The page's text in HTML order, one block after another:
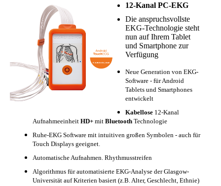
12-Kanal PC-EKG
Die anspruchsvollste
EKG-Technologie steht
nun auf Ihrem Tablet
und Smartphone zur
Verfügung
Neue Generation von EKG-
Software - für Android
Tablets und Smartphones
entwickelt
Kabellose 12-Kanal
Aufnahmeeinheit HD+ mit Bluetooth Technologie
Ruhe-EKG Software mit intuitiven großen Symbolen - auch für
Touch Displays geeignet.
Automatische Aufnahmen. Rhythmusstreifen
Algorithmus für automatisierte EKG-Analyse der Glasgow-
Universität auf Kriterien basiert (z.B. Alter, Geschlecht, Ethnie)